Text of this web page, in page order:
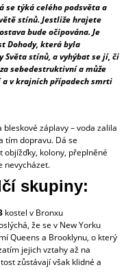
se týká celého podsvěta a
stínů. Jestliže hrajete
bude očipována. Je
Dohody, která byla
Světa stínů, a vyhýbat se jí, či
sebedestruktivní a může
a v krajních případech smrti
záplavy – voda zalila
tím dopravu. Dá se
objížďky, kolony, přeplněné
nevycházet.
skupiny:
kostel v Bronxu
že se v New Yorku
Queens a Brooklynu, o který
jejich vztahy až na
zůstávají však klidné a